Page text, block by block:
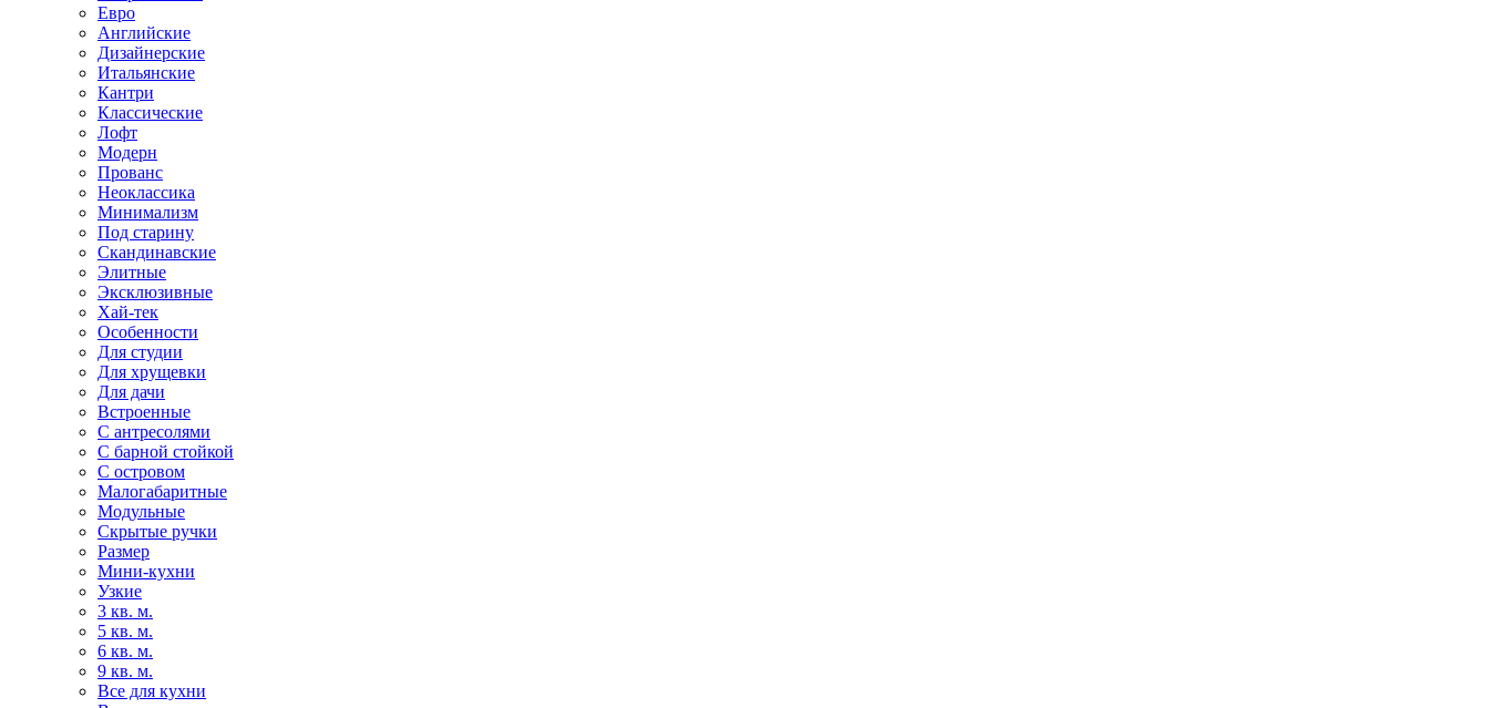
Евро
Английские
Дизайнерские
Итальянские
Кантри
Классические
Лофт
Модерн
Прованс
Неоклассика
Минимализм
Под старину
Скандинавские
Элитные
Эксклюзивные
Хай-тек
Особенности
Для студии
Для хрущевки
Для дачи
Встроенные
С антресолями
С барной стойкой
С островом
Малогабаритные
Модульные
Скрытые ручки
Размер
Мини-кухни
Узкие
3 кв. м.
5 кв. м.
6 кв. м.
9 кв. м.
Все для кухни